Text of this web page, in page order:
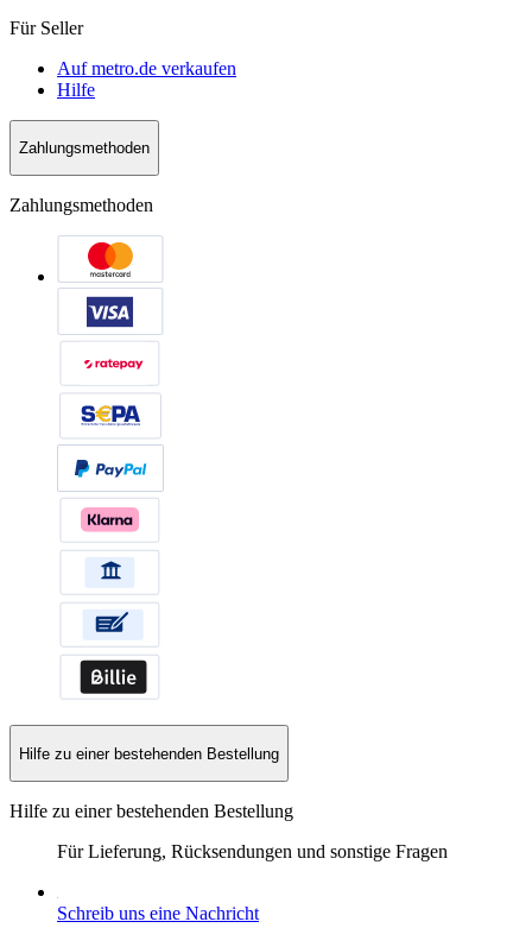
Für Seller
Auf metro.de verkaufen
Hilfe
Zahlungsmethoden
Zahlungsmethoden
Hilfe zu einer bestehenden Bestellung
Hilfe zu einer bestehenden Bestellung
Für Lieferung, Rücksendungen und sonstige Fragen
Schreib uns eine Nachricht